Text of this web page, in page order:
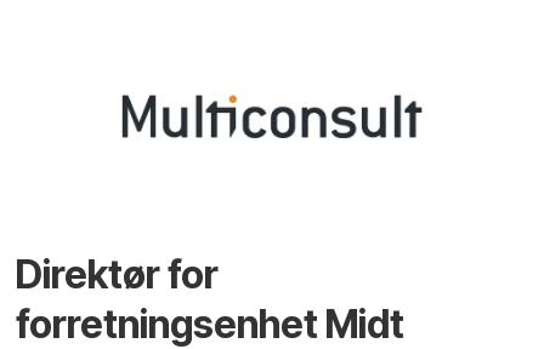
Direktør for
forretningsenhet Midt